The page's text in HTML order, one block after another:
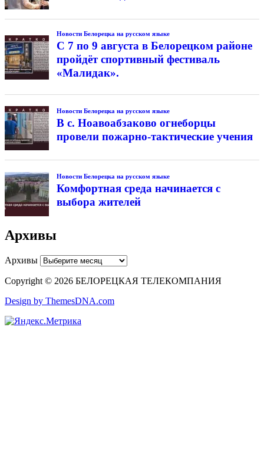
Новости Белорецка на русском языке
С 7 по 9 августа в Белорецком районе
пройдёт спортивный фестиваль
«Малидак».
Новости Белорецка на русском языке
В с. Ноавоабзаково огнеборцы
провели пожарно-тактические учения
Новости Белорецка на русском языке
Комфортная среда начинается с
выбора жителей
Архивы
Архивы
Copyright © 2026 БЕЛОРЕЦКАЯ ТЕЛЕКОМПАНИЯ
Design by ThemesDNA.com